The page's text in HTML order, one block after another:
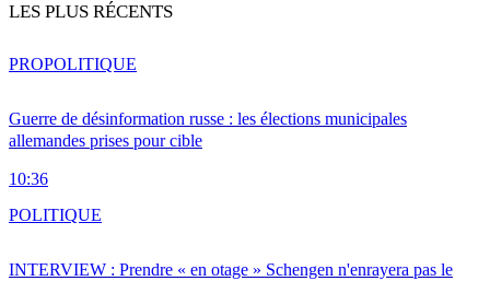
LES PLUS RÉCENTS
Guerre de désinformation russe : les élections municipales
allemandes prises pour cible
10:36
PROPOLITIQUE
INTERVIEW : Prendre « en otage » Schengen n'enrayera pas le
POLITIQUE